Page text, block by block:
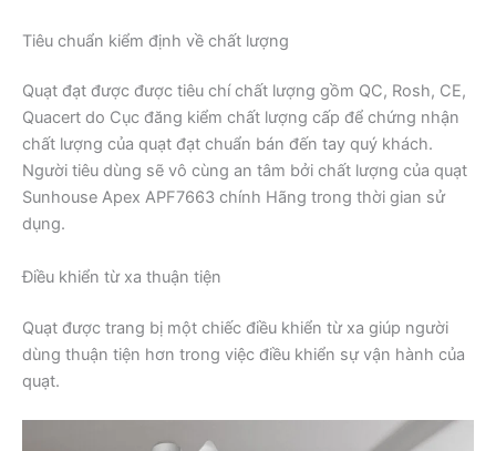
Tiêu chuẩn kiểm định về chất lượng
Quạt đạt được được tiêu chí chất lượng gồm QC, Rosh, CE,
Quacert do Cục đăng kiểm chất lượng cấp để chứng nhận
chất lượng của quạt đạt chuẩn bán đến tay quý khách.
Người tiêu dùng sẽ vô cùng an tâm bởi chất lượng của quạt
Sunhouse Apex APF7663 chính Hãng trong thời gian sử
dụng.
Điều khiển từ xa thuận tiện
Quạt được trang bị một chiếc điều khiển từ xa giúp người
dùng thuận tiện hơn trong việc điều khiển sự vận hành của
quạt.